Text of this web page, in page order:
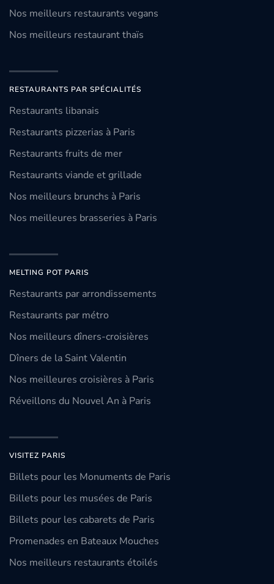
Nos meilleurs restaurants vegans
Nos meilleurs restaurant thaïs
RESTAURANTS PAR SPÉCIALITÉS
Restaurants libanais
Restaurants pizzerias à Paris
Restaurants fruits de mer
Restaurants viande et grillade
Nos meilleurs brunchs à Paris
Nos meilleures brasseries à Paris
MELTING POT PARIS
Restaurants par arrondissements
Restaurants par métro
Nos meilleurs dîners-croisières
Dîners de la Saint Valentin
Nos meilleures croisières à Paris
Réveillons du Nouvel An à Paris
VISITEZ PARIS
Billets pour les Monuments de Paris
Billets pour les musées de Paris
Billets pour les cabarets de Paris
Promenades en Bateaux Mouches
Nos meilleurs restaurants étoilés